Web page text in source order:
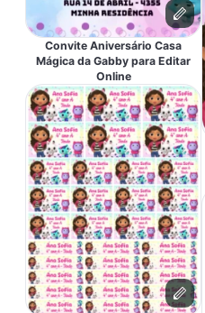
Convite Aniversário Casa
Mágica da Gabby para Editar
Online